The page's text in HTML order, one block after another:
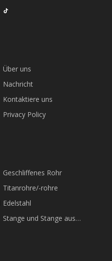
Über uns
Nachricht
Kontaktiere uns
Privacy Policy
Geschliffenes Rohr
Titanrohre/-rohre
Edelstahl
Stange und Stange aus